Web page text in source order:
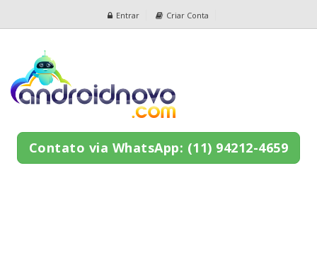
Entrar Criar Conta
Contato via WhatsApp: (11) 94212-4659